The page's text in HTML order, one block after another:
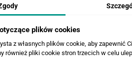
plików cookies
z własnych plików cookie, aby zapewnić
również pliki cookie stron trzecich w celu